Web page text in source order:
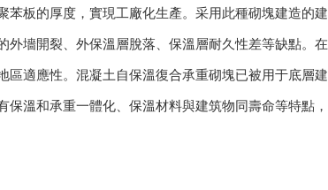
板的厚度，實現工廠化生產。采用此種砌塊建造的
墻開裂、外保溫層脫落、保溫層耐久性差等缺點。
適應性。混凝土自保溫復合承重砌塊已被用于底層
溫和承重一體化、保溫材料與建筑物同壽命等特點